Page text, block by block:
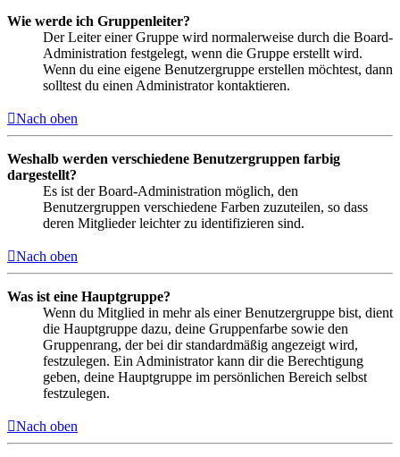
Wie werde ich Gruppenleiter?
Der Leiter einer Gruppe wird normalerweise durch die Board-
Administration festgelegt, wenn die Gruppe erstellt wird.
Wenn du eine eigene Benutzergruppe erstellen möchtest, dann
solltest du einen Administrator kontaktieren.
Nach oben
Weshalb werden verschiedene Benutzergruppen farbig
dargestellt?
Es ist der Board-Administration möglich, den
Benutzergruppen verschiedene Farben zuzuteilen, so dass
deren Mitglieder leichter zu identifizieren sind.
Nach oben
Was ist eine Hauptgruppe?
Wenn du Mitglied in mehr als einer Benutzergruppe bist, dient
die Hauptgruppe dazu, deine Gruppenfarbe sowie den
Gruppenrang, der bei dir standardmäßig angezeigt wird,
festzulegen. Ein Administrator kann dir die Berechtigung
geben, deine Hauptgruppe im persönlichen Bereich selbst
festzulegen.
Nach oben